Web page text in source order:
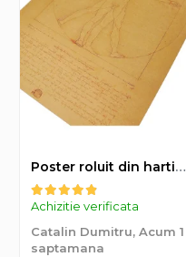
Poster roluit din hartie Leonardo Da Vinci, Vitruvian Man, vintage, 51x35 cm
Achizitie verificata
Catalin Dumitru, Acum 1
saptamana